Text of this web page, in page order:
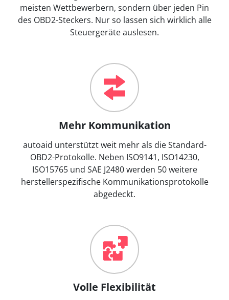
meisten Wettbewerbern, sondern über jeden Pin
des OBD2-Steckers. Nur so lassen sich wirklich alle
Steuergeräte auslesen.
Mehr Kommunikation
autoaid unterstützt weit mehr als die Standard-
OBD2-Protokolle. Neben ISO9141, ISO14230,
ISO15765 und SAE J2480 werden 50 weitere
herstellerspezifische Kommunikationsprotokolle
abgedeckt.
Volle Flexibilität